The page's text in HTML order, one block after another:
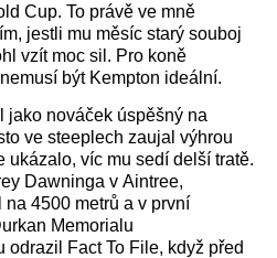
Cup. To právě ve mně
jestli mu měsíc starý souboj
vzít moc sil. Pro koně
být Kempton ideální.
jako nováček úspěšný na
ve steeplech zaujal výhrou
ukázalo, víc mu sedí delší tratě.
Dawninga v Aintree,
4500 metrů a v první
Memorialu
odrazil Fact To File, když před